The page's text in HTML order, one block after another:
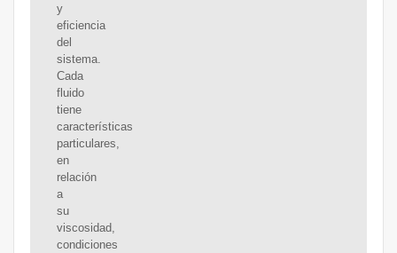
y
eficiencia
del
sistema.
Cada
fluido
tiene
características
particulares,
en
relación
a
su
viscosidad,
condiciones